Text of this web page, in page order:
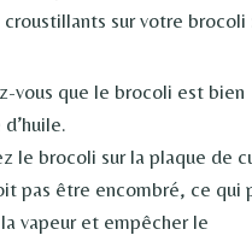
croustillants sur votre brocoli
vous que le brocoli est bien
le brocoli sur la plaque de
pas être encombré, ce qui
vapeur et empêcher le